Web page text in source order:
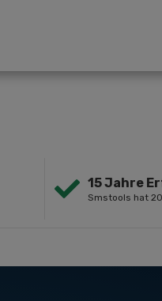
15 Jahre
Smstools hat